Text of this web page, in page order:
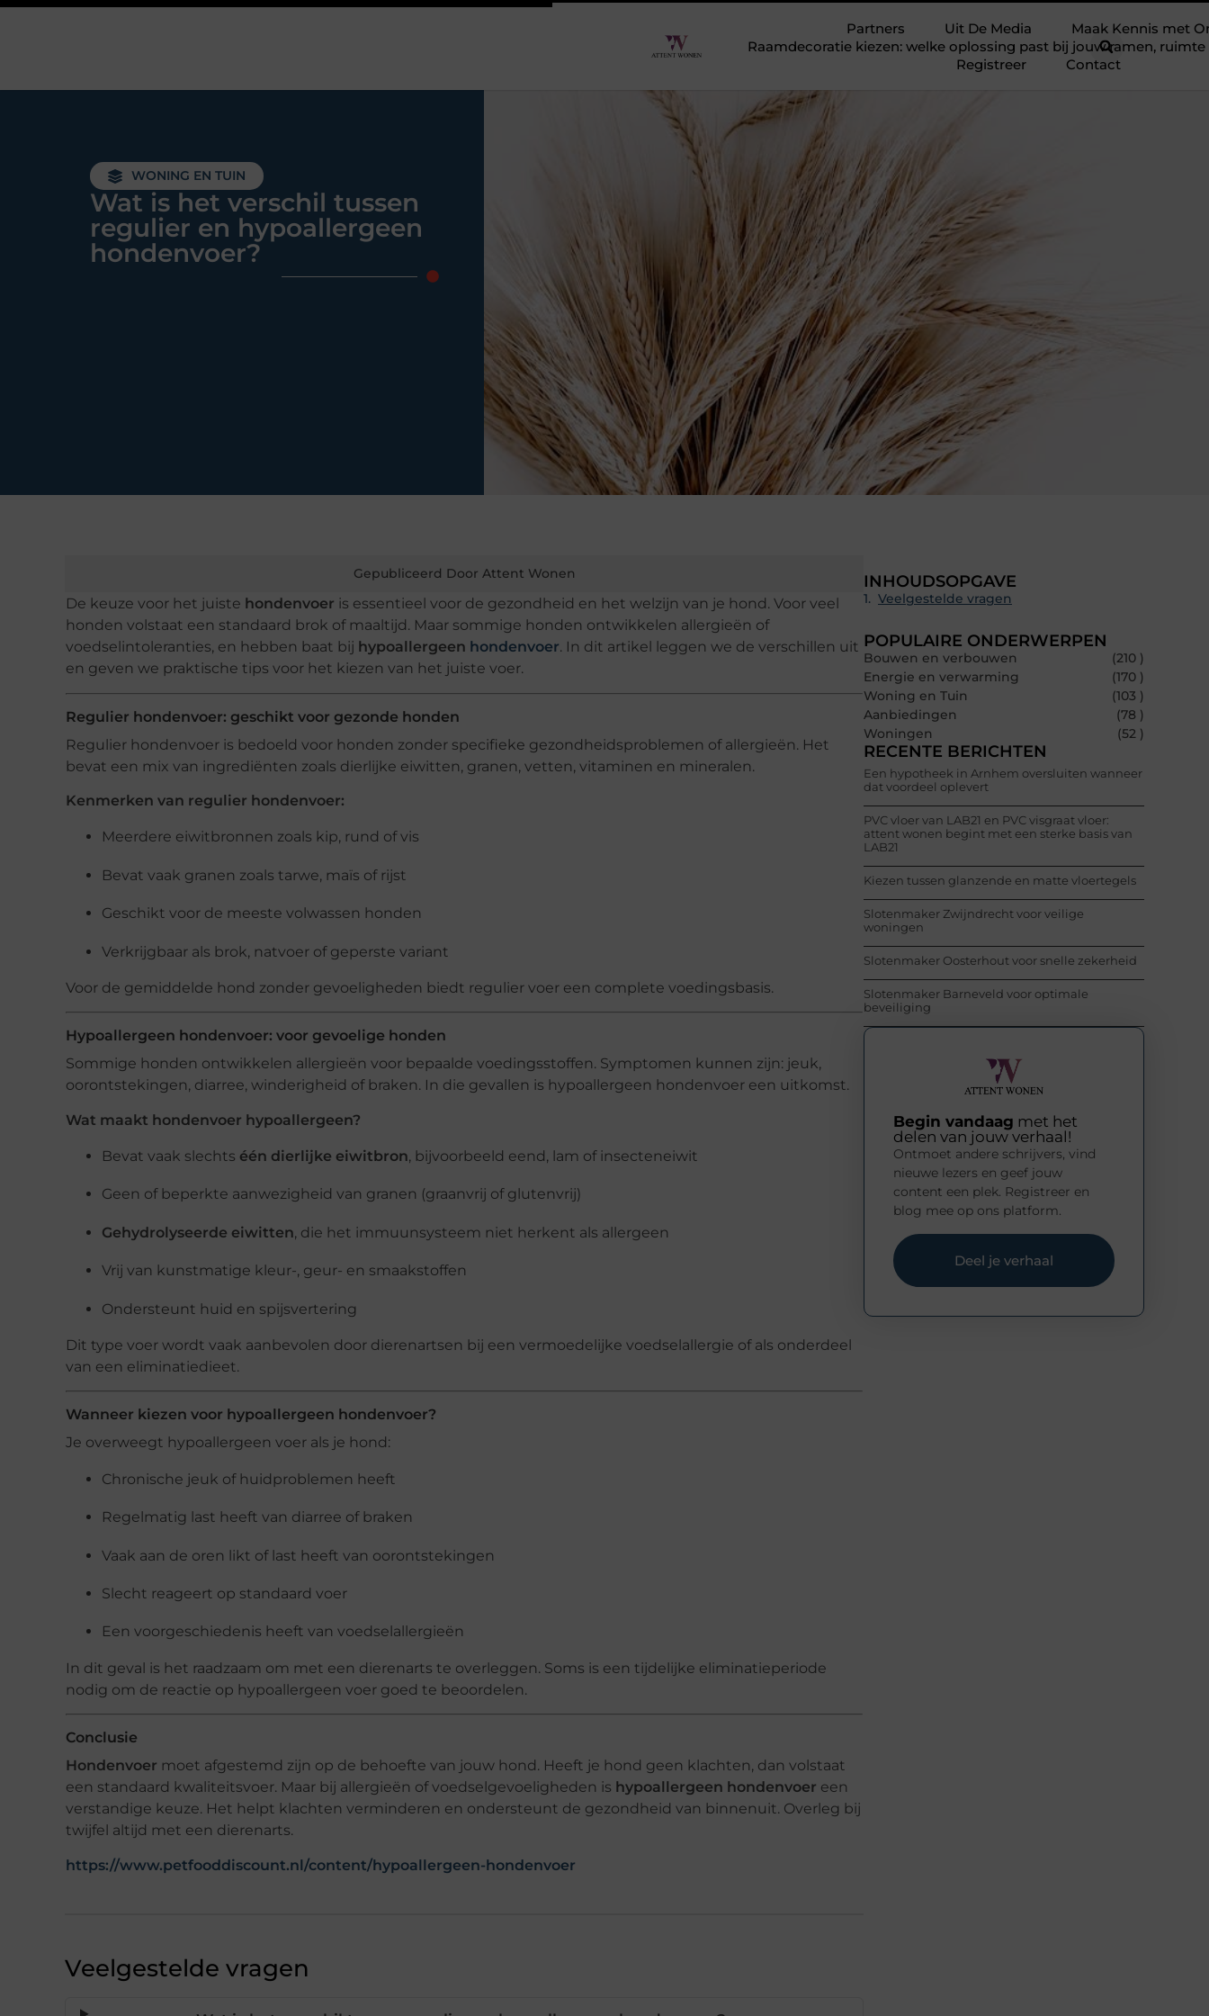
Partners Uit De Media
Maak Kennis met
Raamdecoratie kiezen: welke oplossing past bij jouw ramen,
Registreer
Contact
WONING EN TUIN
Wat is het verschil tussen
regulier en hypoallergeen
hondenvoer?
Gepubliceerd Door Attent Wonen
De keuze voor het juiste hondenvoer is essentieel voor de gezondheid en het welzijn van je hond. Voor veel
honden volstaat een standaard brok of maaltijd. Maar sommige honden ontwikkelen allergieën of
voedselintoleranties, en hebben baat bij hypoallergeen hondenvoer. In dit artikel leggen we de verschillen uit
en geven we praktische tips voor het kiezen van het juiste voer.
Regulier hondenvoer: geschikt voor gezonde honden
Regulier hondenvoer is bedoeld voor honden zonder specifieke gezondheidsproblemen of allergieën. Het
bevat een mix van ingrediënten zoals dierlijke eiwitten, granen, vetten, vitaminen en mineralen.
Kenmerken van regulier hondenvoer:
Meerdere eiwitbronnen zoals kip, rund of vis
Bevat vaak granen zoals tarwe, maïs of rijst
Geschikt voor de meeste volwassen honden
Verkrijgbaar als brok, natvoer of geperste variant
Voor de gemiddelde hond zonder gevoeligheden biedt regulier voer een complete voedingsbasis.
Hypoallergeen hondenvoer: voor gevoelige honden
Sommige honden ontwikkelen allergieën voor bepaalde voedingsstoffen. Symptomen kunnen zijn: jeuk,
oorontstekingen, diarree, winderigheid of braken. In die gevallen is hypoallergeen hondenvoer een uitkomst.
Wat maakt hondenvoer hypoallergeen?
Bevat vaak slechts één dierlijke eiwitbron, bijvoorbeeld eend, lam of insecteneiwit
Geen of beperkte aanwezigheid van granen (graanvrij of glutenvrij)
Gehydrolyseerde eiwitten, die het immuunsysteem niet herkent als allergeen
Vrij van kunstmatige kleur-, geur- en smaakstoffen
Ondersteunt huid en spijsvertering
Dit type voer wordt vaak aanbevolen door dierenartsen bij een vermoedelijke voedselallergie of als onderdeel
van een eliminatiedieet.
Wanneer kiezen voor hypoallergeen hondenvoer?
Je overweegt hypoallergeen voer als je hond:
Chronische jeuk of huidproblemen heeft
Regelmatig last heeft van diarree of braken
Vaak aan de oren likt of last heeft van oorontstekingen
Slecht reageert op standaard voer
Een voorgeschiedenis heeft van voedselallergieën
In dit geval is het raadzaam om met een dierenarts te overleggen. Soms is een tijdelijke eliminatieperiode
nodig om de reactie op hypoallergeen voer goed te beoordelen.
Conclusie
Hondenvoer moet afgestemd zijn op de behoefte van jouw hond. Heeft je hond geen klachten, dan volstaat
een standaard kwaliteitsvoer. Maar bij allergieën of voedselgevoeligheden is hypoallergeen hondenvoer een
verstandige keuze. Het helpt klachten verminderen en ondersteunt de gezondheid van binnenuit. Overleg bij
twijfel altijd met een dierenarts.
https://www.petfooddiscount.nl/content/hypoallergeen-hondenvoer
Veelgestelde vragen
INHOUDSOPGAVE
Veelgestelde vragen
POPULAIRE ONDERWERPEN
Bouwen en verbouwen
(210 )
Energie en verwarming
(170 )
Woning en Tuin
(103 )
Aanbiedingen
(78 )
Woningen
(52 )
RECENTE BERICHTEN
Een hypotheek in Arnhem oversluiten wanneer
dat voordeel oplevert
PVC vloer van LAB21 en PVC visgraat vloer:
attent wonen begint met een sterke basis van
LAB21
Kiezen tussen glanzende en matte vloertegels
Slotenmaker Zwijndrecht voor veilige
woningen
Slotenmaker Oosterhout voor snelle zekerheid
Slotenmaker Barneveld voor optimale
beveiliging
Begin vandaag met het
delen van jouw verhaal!
Ontmoet andere schrijvers, vind
nieuwe lezers en geef jouw
content een plek. Registreer en
blog mee op ons platform.
Deel je verhaal